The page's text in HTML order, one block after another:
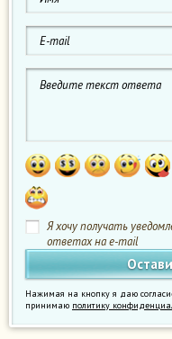
Я хочу получать
ответах на e-mail
Нажимая на кнопку я даю
принимаю политику